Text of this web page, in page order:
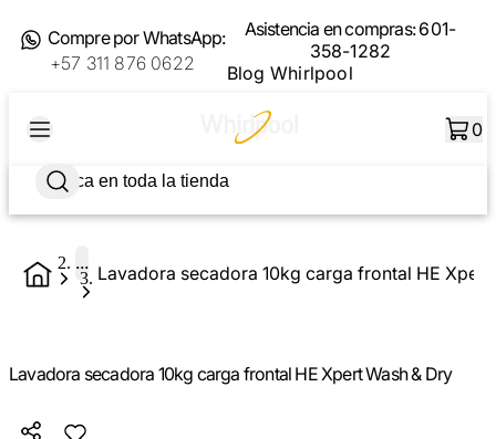
Compre por WhatsApp:
+57 311 876 0622
Asistencia en compras:601-
358-1282
Blog Whirlpool
0
... Lavadora secadora 10kg carga frontal HE Xpert
Lavadora secadora 10kg carga frontal HE Xpert Wash & Dry